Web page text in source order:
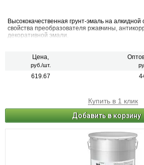
Высококачественная грунт-эмаль на алкидной
свойства преобразователя ржавчины,
декоративной эмали.
Цена,
руб./шт.
619.67
Купить в 1 клик
Добавить в корзину